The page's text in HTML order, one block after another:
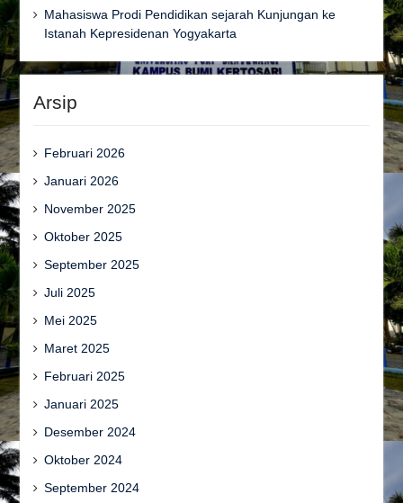
Mahasiswa Prodi Pendidikan sejarah Kunjungan ke
Istanah Kepresidenan Yogyakarta
Arsip
Februari 2026
Januari 2026
November 2025
Oktober 2025
September 2025
Juli 2025
Mei 2025
Maret 2025
Februari 2025
Januari 2025
Desember 2024
Oktober 2024
September 2024